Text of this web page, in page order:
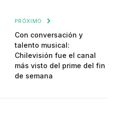
PRÓXIMO
Con conversación y
talento musical:
Chilevisión fue el canal
más visto del prime del fin
de semana